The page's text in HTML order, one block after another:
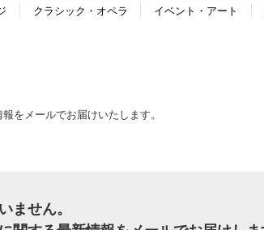
クラシック・オペラ イベント・アート
をメールでお届けいたします。
ません。